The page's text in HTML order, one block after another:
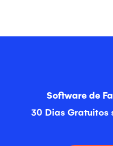
Software de
30 Dias Gratuitos